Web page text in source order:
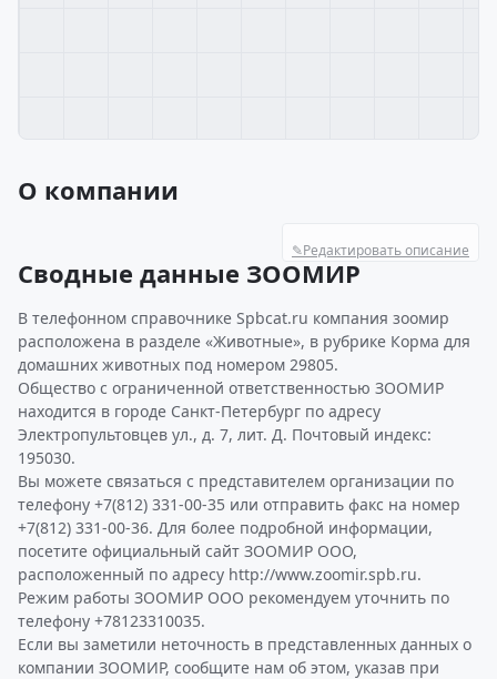
О компании
✎Редактировать описание
Сводные данные ЗООМИР
В телефонном справочнике Spbcat.ru компания зоомир
расположена в разделе «Животные», в рубрике Корма для
домашних животных под номером 29805.
Общество с ограниченной ответственностью ЗООМИР
находится в городе Санкт-Петербург по адресу
Электропультовцев ул., д. 7, лит. Д. Почтовый индекс:
195030.
Вы можете связаться с представителем организации по
телефону +7(812) 331-00-35 или отправить факс на номер
+7(812) 331-00-36. Для более подробной информации,
посетите официальный сайт ЗООМИР ООО,
расположенный по адресу http://www.zoomir.spb.ru.
Режим работы ЗООМИР ООО рекомендуем уточнить по
телефону +78123310035.
Если вы заметили неточность в представленных данных о
компании ЗООМИР, сообщите нам об этом, указав при